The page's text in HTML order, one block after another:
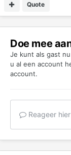
Quote
Doe mee
Je kunt als gast
u al een account
account.
Reageer